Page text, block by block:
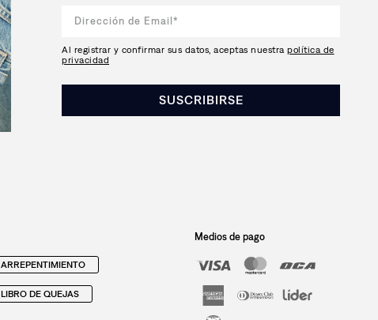
Al registrar y confirmar sus datos, aceptas nuestra política de
privacidad
SUSCRIBIRSE
ARREPENTIMIENTO
LIBRO DE QUEJAS
Medios de pago